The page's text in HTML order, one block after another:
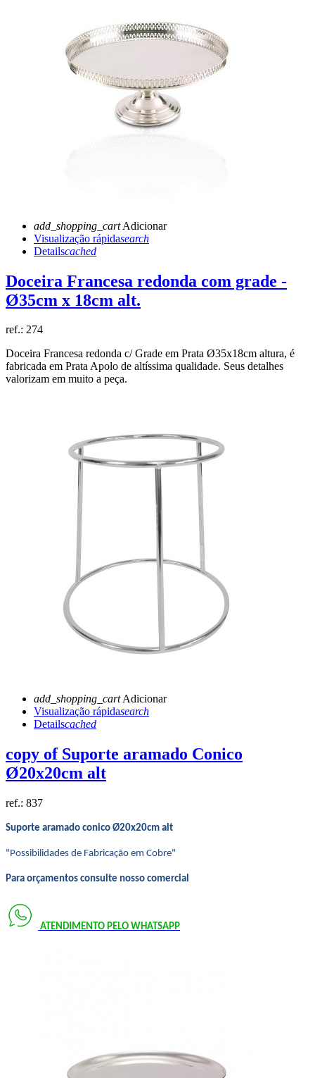
add_shopping_cartAdicionar
Visualização rápidasearch
Detailscached
Doceira Francesa redonda com grade -
Ø35cm x 18cm alt.
ref.: 274
Doceira Francesa redonda c/ Grade em Prata Ø35x18cm altura, é
fabricada em Prata Apolo de altíssima qualidade. Seus detalhes
valorizam em muito a peça.
add_shopping_cartAdicionar
Visualização rápidasearch
Detailscached
copy of Suporte aramado Conico
Ø20x20cm alt
ref.: 837
Suporte aramado conico Ø20x20cm alt
"Possibilidades de Fabricação em Cobre"
Para orçamentos consulte nosso comercial
ATENDIMENTO PELO WHATSAPP